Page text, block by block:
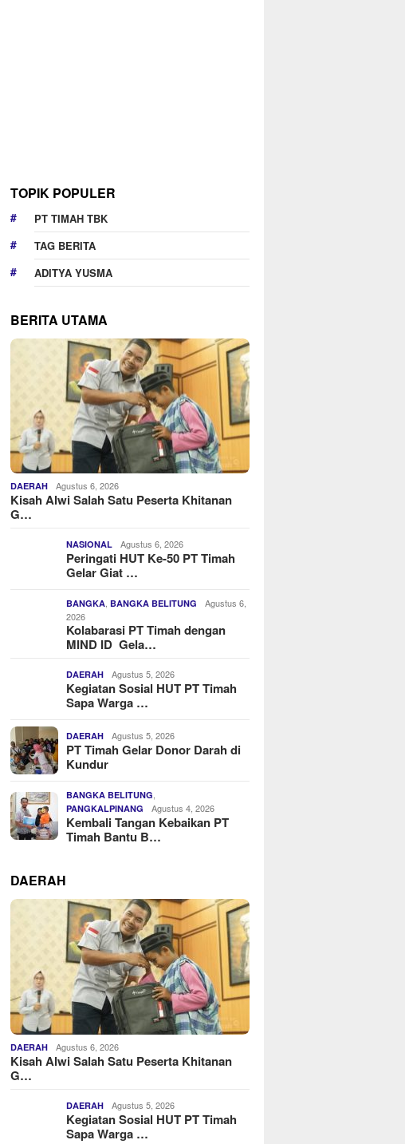
TOPIK POPULER
PT TIMAH TBK
TAG BERITA
ADITYA YUSMA
BERITA UTAMA
DAERAH Agustus 6, 2026
Kisah Alwi Salah Satu Peserta Khitanan
G…
NASIONAL Agustus 6, 2026
Peringati HUT Ke-50 PT Timah
Gelar Giat …
BANGKA,BANGKA BELITUNG
Agustus 6,
2026
Kolabarasi PT Timah dengan
MIND ID Gela…
DAERAH Agustus 5, 2026
Kegiatan Sosial HUT PT Timah
Sapa Warga …
DAERAH Agustus 5, 2026
PT Timah Gelar Donor Darah di
Kundur
BANGKA BELITUNG,
PANGKALPINANG Agustus 4, 2026
Kembali Tangan Kebaikan PT
Timah Bantu B…
DAERAH
DAERAH Agustus 6, 2026
Kisah Alwi Salah Satu Peserta Khitanan
G…
DAERAH Agustus 5, 2026
Kegiatan Sosial HUT PT Timah
Sapa Warga …